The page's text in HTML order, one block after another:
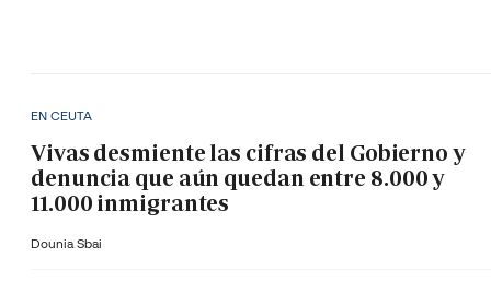
EN CEUTA
Vivas desmiente las cifras del Gobierno y
denuncia que aún quedan entre 8.000 y
11.000 inmigrantes
Dounia Sbai